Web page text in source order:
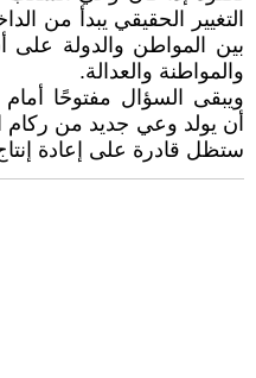
التغيير الحقيقي يبدأ من
بين المواطن والدولة على
والمواطنة والعدالة.
ويبقى السؤال مفتوحًا
أن يولد وعي جديد من
ستظل قادرة على إعادة